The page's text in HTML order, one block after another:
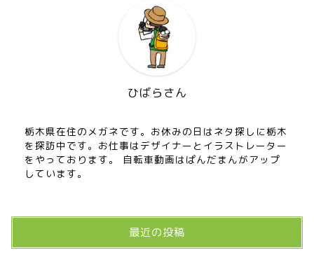
ひばらさん
栃木県在住のメガネです。お休みの日はネタ探しに栃木
を探訪中です。お仕事はデザイナーとイラストレーター
をやっております。 自転車動画はぱんだまんがアップ
しています。
最近の投稿